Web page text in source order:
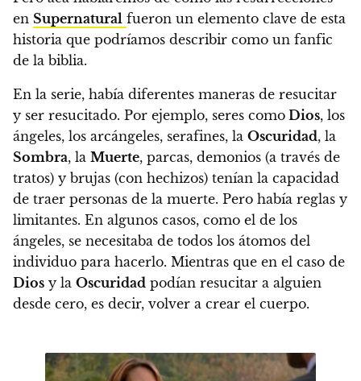
en Supernatural fueron un elemento clave de esta
historia que podríamos describir como un fanfic
de la biblia.
En la serie, había diferentes maneras de resucitar
y ser resucitado. Por ejemplo, seres como Dios, los
ángeles, los arcángeles, serafines, la Oscuridad, la
Sombra, la Muerte, parcas, demonios (a través de
tratos) y brujas (con hechizos) tenían la capacidad
de traer personas de la muerte. Pero había reglas y
limitantes. En algunos casos, como el de los
ángeles, se necesitaba de todos los átomos del
individuo para hacerlo. Mientras que en el caso de
Dios y la Oscuridad podían resucitar a alguien
desde cero, es decir, volver a crear el cuerpo.